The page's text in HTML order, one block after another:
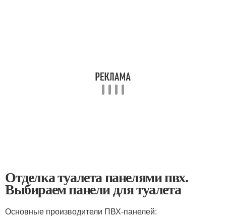
Отделка туалета панелями пвх.
Выбираем панели для туалета
Основные производители ПВХ-панелей: